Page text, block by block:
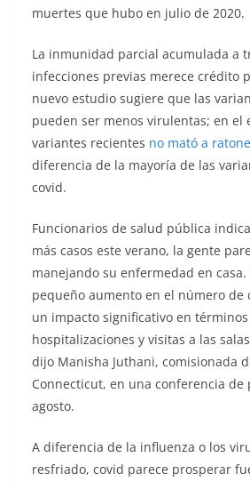
muertes que hubo en julio de 2020.
La inmunidad parcial acumulada a
infecciones previas merece crédito
nuevo estudio sugiere que las
pueden ser menos virulentas; en el
variantes recientes no mató a
diferencia de la mayoría de las
covid.
Funcionarios de salud pública
más casos este verano, la gente
manejando su enfermedad en casa.
pequeño aumento en el número de
un impacto significativo en
hospitalizaciones y visitas a las
dijo Manisha Juthani, comisionada
Connecticut, en una conferencia de
agosto.
A diferencia de la influenza o los
resfriado, covid parece prosperar